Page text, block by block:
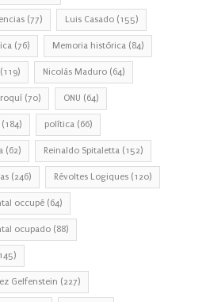
(77) Luis Casado (155)
(76) Memoria histórica (84)
(119) Nicolás Maduro (64)
(70) ONU (64)
(184) política (66)
(62) Reinaldo Spitaletta (152)
(246) Révoltes Logiques (120)
occupé (64)
ocupado (88)
Gelfenstein (227)